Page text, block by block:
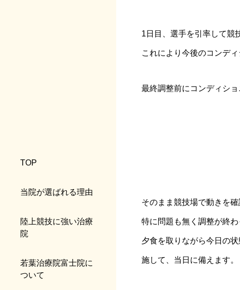
TOP
当院が選ばれる理由
陸上競技に強い治療
院
若葉治療院富士院に
ついて
1日目、選手を引率して競
これにより今後のコンデ
最終調整前にコンディショ
そのまま競技場で動きを確
特に問題も無く調整が終
夕食を取りながら今日の
施して、当日に備えます。